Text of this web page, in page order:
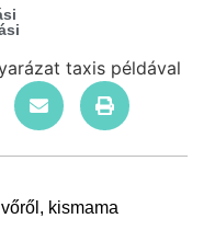
kismama